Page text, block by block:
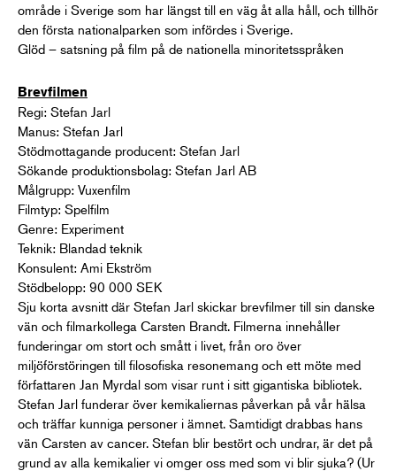
område i Sverige som har längst till en väg åt alla håll, och tillhör
den första nationalparken som infördes i Sverige.
Glöd – satsning på film på de nationella minoritetsspråken
Brevfilmen
Regi: Stefan Jarl
Manus: Stefan Jarl
Stödmottagande producent: Stefan Jarl
Sökande produktionsbolag: Stefan Jarl AB
Målgrupp: Vuxenfilm
Filmtyp: Spelfilm
Genre: Experiment
Teknik: Blandad teknik
Konsulent: Ami Ekström
Stödbelopp: 90 000 SEK
Sju korta avsnitt där Stefan Jarl skickar brevfilmer till sin danske
vän och filmarkollega Carsten Brandt. Filmerna innehåller
funderingar om stort och smått i livet, från oro över
miljöförstöringen till filosofiska resonemang och ett möte med
författaren Jan Myrdal som visar runt i sitt gigantiska bibliotek.
Stefan Jarl funderar över kemikaliernas påverkan på vår hälsa
och träffar kunniga personer i ämnet. Samtidigt drabbas hans
vän Carsten av cancer. Stefan blir bestört och undrar, är det på
grund av alla kemikalier vi omger oss med som vi blir sjuka? (Ur